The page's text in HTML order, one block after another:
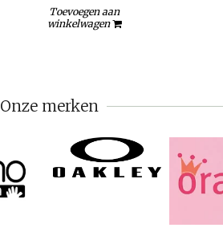
Toevoegen aan
winkelwagen
Onze merken